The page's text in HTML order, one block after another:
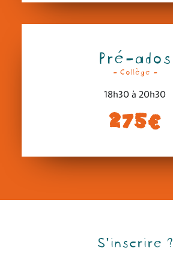
Pré-ados
- Collège -
18h30 à 20h30
275€
S'inscrire ?